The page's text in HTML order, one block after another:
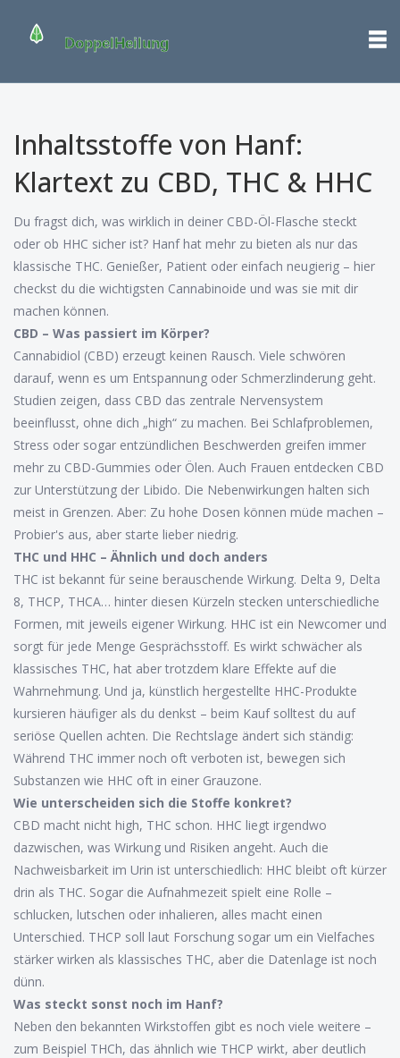
Inhaltsstoffe von Hanf:
Klartext zu CBD, THC & HHC
Du fragst dich, was wirklich in deiner CBD-Öl-Flasche steckt
oder ob HHC sicher ist? Hanf hat mehr zu bieten als nur das
klassische THC. Genießer, Patient oder einfach neugierig – hier
checkst du die wichtigsten Cannabinoide und was sie mit dir
machen können.
CBD – Was passiert im Körper?
Cannabidiol (CBD) erzeugt keinen Rausch. Viele schwören
darauf, wenn es um Entspannung oder Schmerzlinderung geht.
Studien zeigen, dass CBD das zentrale Nervensystem
beeinflusst, ohne dich „high“ zu machen. Bei Schlafproblemen,
Stress oder sogar entzündlichen Beschwerden greifen immer
mehr zu CBD-Gummies oder Ölen. Auch Frauen entdecken CBD
zur Unterstützung der Libido. Die Nebenwirkungen halten sich
meist in Grenzen. Aber: Zu hohe Dosen können müde machen –
Probier's aus, aber starte lieber niedrig.
THC und HHC – Ähnlich und doch anders
THC ist bekannt für seine berauschende Wirkung. Delta 9, Delta
8, THCP, THCA… hinter diesen Kürzeln stecken unterschiedliche
Formen, mit jeweils eigener Wirkung. HHC ist ein Newcomer und
sorgt für jede Menge Gesprächsstoff. Es wirkt schwächer als
klassisches THC, hat aber trotzdem klare Effekte auf die
Wahrnehmung. Und ja, künstlich hergestellte HHC-Produkte
kursieren häufiger als du denkst – beim Kauf solltest du auf
seriöse Quellen achten. Die Rechtslage ändert sich ständig:
Während THC immer noch oft verboten ist, bewegen sich
Substanzen wie HHC oft in einer Grauzone.
Wie unterscheiden sich die Stoffe konkret?
CBD macht nicht high, THC schon. HHC liegt irgendwo
dazwischen, was Wirkung und Risiken angeht. Auch die
Nachweisbarkeit im Urin ist unterschiedlich: HHC bleibt oft kürzer
drin als THC. Sogar die Aufnahmezeit spielt eine Rolle –
schlucken, lutschen oder inhalieren, alles macht einen
Unterschied. THCP soll laut Forschung sogar um ein Vielfaches
stärker wirken als klassisches THC, aber die Datenlage ist noch
dünn.
Was steckt sonst noch im Hanf?
Neben den bekannten Wirkstoffen gibt es noch viele weitere –
zum Beispiel THCh, das ähnlich wie THCP wirkt, aber deutlich